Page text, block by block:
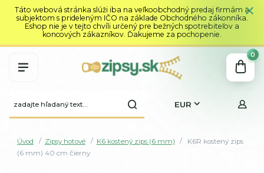
Táto webová stránka slúži iba na veľkoobchodný predaj firmám a
subjektom s prideleným IČO na základe Obchodného zákonníka.
Eshop nie je v tejto chvíli určený pre bežných spotrebiteľov a
koncových zákazníkov. Ďakujeme za pochopenie.
EUR
0
Úvod Zipsy hotové K6 kostený zips (6 mm)
K6R kostený zips
(6 mm) 40 cm čierny